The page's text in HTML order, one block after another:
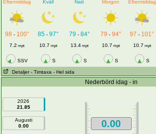
Eftermiddag
Kväll
Natt
Morgon
Eftermiddag
98 - 100° 85- 97° 79 - 84° 79 - 94° 97 - 101°
7.2 mpt 10.7 mpt 13.4mpt 10.7 mpt 10.7 mpt
SSV S S S S
Detaljer - Timtaxa - Hel sida
Nederbörd idag - in
2026
21.85
Augusti
0.00
0.00